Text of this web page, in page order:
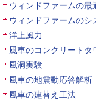
ウィンドファームの最
ウィンドファームのシ
洋上風力
風車のコンクリートタ
風洞実験
風車の地震動応答解析
風車の建替え工法